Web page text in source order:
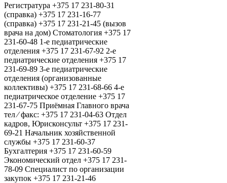
Регистратура +375 17 231-80-31
(справка) +375 17 231-16-77
(справка) +375 17 231-21-45 (вызов
врача на дом) Стоматология +375 17
231-60-48 1-е педиатрические
отделения +375 17 231-67-92 2-е
педиатрические отделения +375 17
231-69-89 3-е педиатрические
отделения (организованные
коллективы) +375 17 231-68-66 4-е
педиатрическое отделение +375 17
231-67-75 Приёмная Главного врача
тел ⁄ факс: +375 17 231-04-63 Отдел
кадров, Юрисконсульт +375 17 231-
69-21 Начальник хозяйственной
службы +375 17 231-60-37
Бухгалтерия +375 17 231-60-59
Экономический отдел +375 17 231-
78-09 Специалист по организации
закупок +375 17 231-21-46